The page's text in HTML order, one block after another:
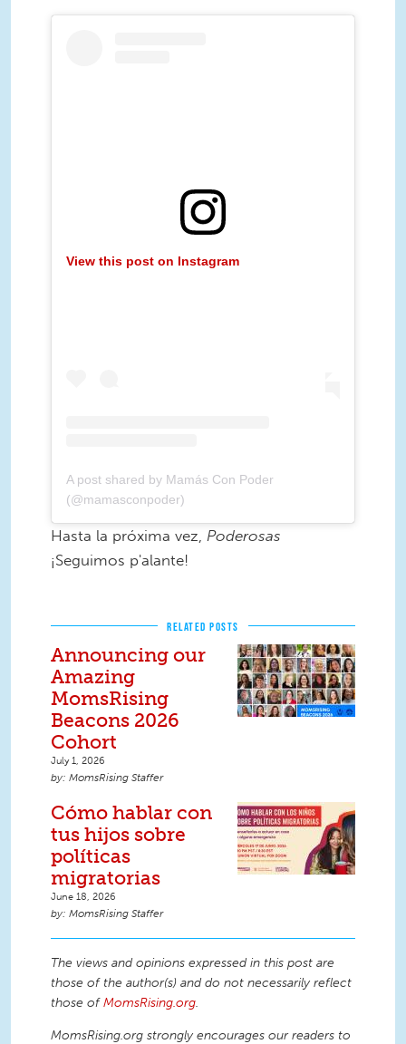
View this post on Instagram
A post shared by Mamás Con Poder
(@mamasconpoder)
Hasta la próxima vez, Poderosas
¡Seguimos p'alante!
RELATED POSTS
Announcing our
Amazing
MomsRising
Beacons 2026
Cohort
July 1, 2026
MomsRising Staffer
Cómo hablar con
tus hijos sobre
políticas
migratorias
June 18, 2026
MomsRising Staffer
The views and opinions expressed in this post are
those of the author(s) and do not necessarily reflect
those ofMomsRising.org.
MomsRising.org strongly encourages our readers to